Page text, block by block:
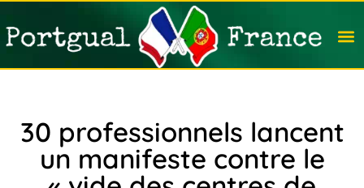
30 professionnels lancent
un manifeste contre le